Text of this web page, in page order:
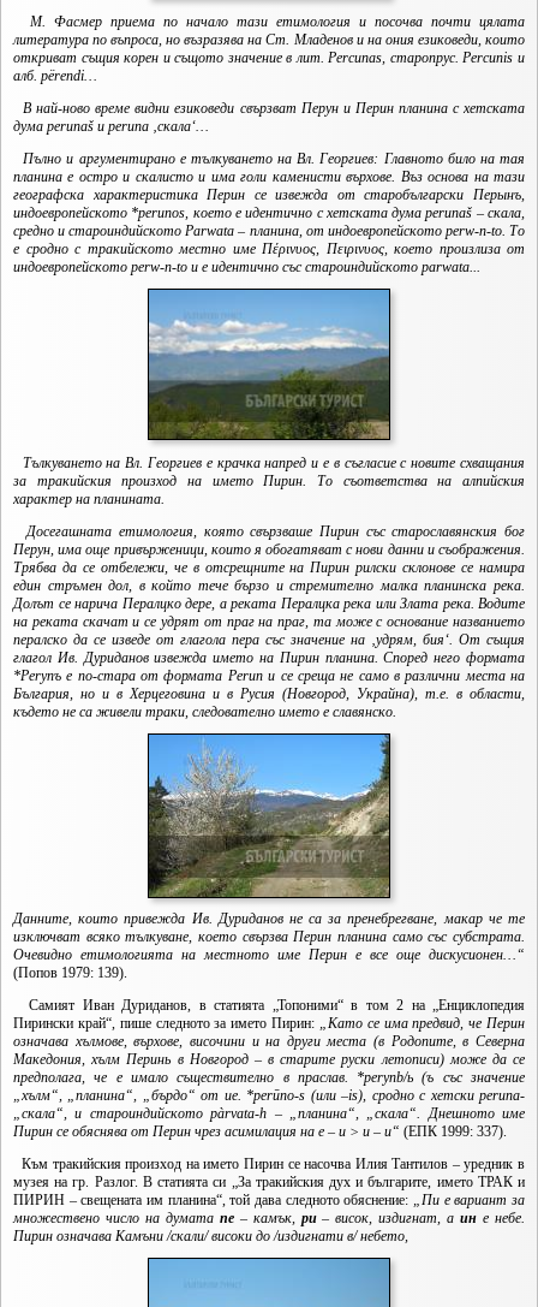
М. Фасмер приема по начало тази етимология и посочва почти цялата
литература по въпроса, но възразява на Ст. Младенов и на ония езиковеди, които
откриват същия корен и същото значение в лит.Percunas, старопрус.Percunis и
алб. përendi…
В най-ново време видни езиковеди свързват Перун и Перин планина с хетската
дума perunaš и peruna ‚скала‘…
Пълно и аргументирано е тълкуването на Вл. Георгиев: Главното било на тая
планина е остро и скалисто и има голи каменисти върхове. Въз основа на тази
географска характеристика Перин се извежда от старобългарски Перынъ,
индоевропейското *perunos, което е идентично с хетската дума perunaš – скала,
средно и староиндийското Parwata – планина, от индоевропейското perw-n-to. То
е сродно с тракийското местно име Πέρινυος, Πειρινυος, което произлиза от
индоевропейското perw-n-to и е идентично със староиндийското parwata...
Тълкуването на Вл. Георгиев е крачка напред и е в съгласие с новите схващания
за тракийския произход на името Пирин. То съответства на алпийския
характер на планината.
Досегашната етимология, която свързваше Пирин със старославянския бог
Перун, има още привърженици, които я обогатяват с нови данни и съображения.
Трябва да се отбележи, че в отсрещните на Пирин рилски склонове се намира
един стръмен дол, в който тече бързо и стремително малка планинска река.
Долът се нарича Пералцко дере, а реката Пералцка река или Злата река. Водите
на реката скачат и се удрят от праг на праг, та може с основание названието
пералско да се изведе от глагола пера със значение на ‚удрям, бия‘. От същия
глагол Ив. Дуриданов извежда името на Пирин планина. Според него формата
*Реrynъ е по-стара от формата Perun и се среща не само в различни места на
България, но и в Херцеговина и в Русия (Новгород, Украйна), т.е. в области,
където не са живели траки, следователно името е славянско.
Данните, които привежда Ив. Дуриданов не са за пренебрегване, макар че те
изключват всяко тълкуване, което свързва Перин планина само със субстрата.
Очевидно етимологията на местното име Перин е все още дискусионен…“
(Попов 1979: 139).
Самият Иван Дуриданов, в статията „Топоними“ в том 2 на „Енциклопедия
Пирински край“, пише следното за името Пирин: „Като се има предвид, че Перин
означава хълмове, върхове, височини и на други места (в Родопите, в Северна
Македония, хълм Перинь в Новгород – в старите руски летописи) може да се
предполага, че е имало съществително в праслав. *peryпb/ь (ъ със значение
„хълм“, „планина“, „бърдо“ от ие. *perūno-s (или–is), сродно с хетскиperuna-
„скала“, и староиндийскотоpàrvata-h – „планина“, „скала“. Днешното име
Пирин се обяснява от Перин чрез асимилация на е – и > и – и“ (ЕПК 1999: 337).
Към тракийския произход на името Пирин се насочва Илия Тантилов – уредник в
музея на гр. Разлог. В статията си „За тракийския дух и българите, името ТРАК и
ПИРИН – свещената им планина“, той дава следното обяснение: „Пи е вариант за
множествено число на думата пе– камък, ри– висок, издигнат, аин е небе.
Пирин означава Камъни /скали/ високи до /издигнати в/ небето,